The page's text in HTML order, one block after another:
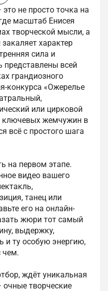
не просто точка на
масштаб Енисея
творческой мысли, а
характер
сила и
всей
грандиозного
конкурса «Ожерелье
или цирковой
ключевых жемчужин в
всё с простого шага
на первом этапе.
видео вашего
танец или
его на онлайн-
жюри тот самый
выдержку,
и ту особую энергию,
чем.
ждёт уникальная
творческие